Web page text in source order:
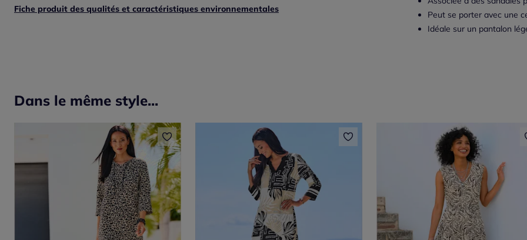
Fiche produit des qualités et caractéristiques environnementales
Peut se porter avec une
Idéale sur un pantalon
Dans le même style...